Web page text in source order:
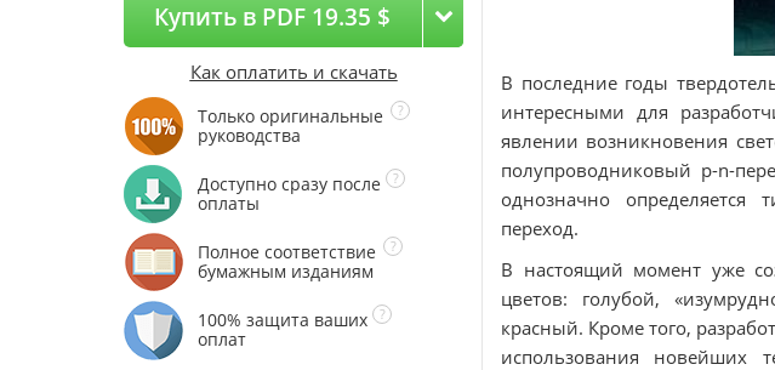
Купить в PDF 19.35 $
Как оплатить и скачать
Только оригинальные
руководства
Доступно сразу после
оплаты
Полное соответствие
бумажным изданиям
100% защита ваших
оплат
В последние годы
интересными для
явлении возникновения
полупроводниковый p-n-
однозначно определяется
переход.
В настоящий момент уже
цветов: голубой,
красный. Кроме того,
использования новейших